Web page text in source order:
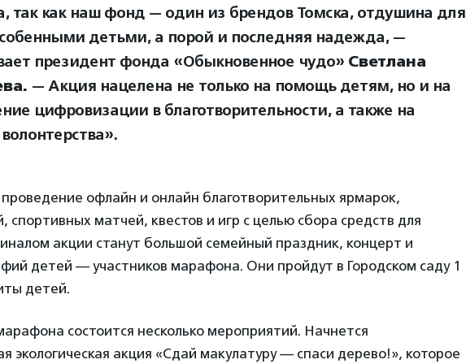
так как наш фонд — один из брендов Томска, отдушина для
детьми, а порой и последняя надежда, —
президент фонда «Обыкновенное чудо» Светлана
— Акция нацелена не только на помощь детям, но и на
цифровизации в благотворительности, а также на
офлайн и онлайн благотворительных ярмарок,
спортивных матчей, квестов и игр с целью сбора средств для
акции станут большой семейный праздник, концерт и
детей — участников марафона. Они пройдут в Городском саду 1
детей.
состоится несколько мероприятий. Начнется
экологическая акция «Сдай макулатуру — спаси дерево!», которое